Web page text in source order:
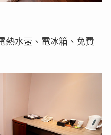
熱水壼、電冰箱、免費